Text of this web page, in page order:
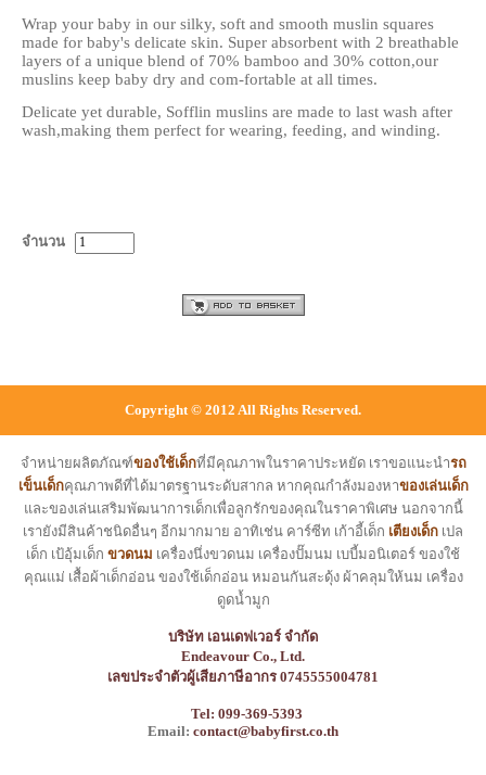
Wrap your baby in our silky, soft and smooth muslin squares
made for baby's delicate skin. Super absorbent with 2 breathable
layers of a unique blend of 70% bamboo and 30% cotton,our
muslins keep baby dry and com-fortable at all times.
Delicate yet durable, Sofflin muslins are made to last wash after
wash,making them perfect for wearing, feeding, and winding.
จำนวน
Copyright © 2012 All Rights Reserved.
จำหน่ายผลิตภัณฑ์ของใช้เด็กที่มีคุณภาพในราคาประหยัด เราขอแนะนำรถ
เข็นเด็กคุณภาพดีที่ได้มาตรฐานระดับสากล หากคุณกำลังมองหาของเล่นเด็ก
และของเล่นเสริมพัฒนาการเด็กเพื่อลูกรักของคุณในราคาพิเศษ นอกจากนี้
เรายังมีสินค้าชนิดอื่นๆ อีกมากมาย อาทิเช่น คาร์ซีท เก้าอี้เด็ก เตียงเด็ก เปล
เด็ก เป้อุ้มเด็ก ขวดนม เครื่องนึ่งขวดนม เครื่องปั๊มนม เบบี้มอนิเตอร์ ของใช้
คุณแม่ เสื้อผ้าเด็กอ่อน ของใช้เด็กอ่อน หมอนกันสะดุ้ง ผ้าคลุมให้นม เครื่อง
ดูดน้ำมูก
บริษัท เอนเดฟเวอร์ จำกัด
Endeavour Co., Ltd.
เลขประจำตัวผู้เสียภาษีอากร 0745555004781
Tel: 099-369-5393
Email: contact@babyfirst.co.th